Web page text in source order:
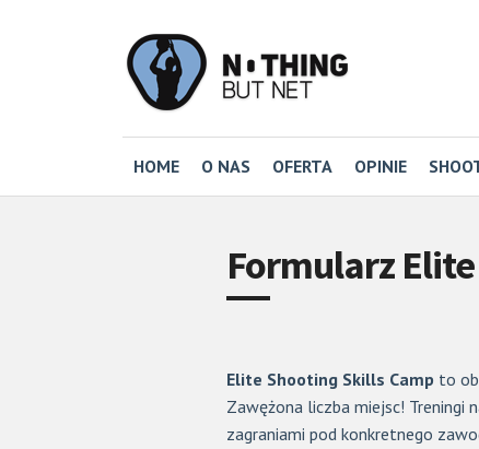
HOME O NAS OFERTA OPINIE
Formularz
Elite Shooting Skills Camp to
Zawężona liczba miejsc! Treningi
zagraniami pod konkretnego